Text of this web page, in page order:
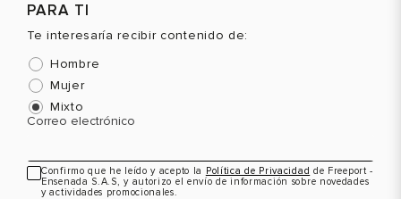
PARA TI
Te interesaría recibir contenido de:
Hombre
Mujer
Mixto
Correo electrónico
Confirmo que he leído y acepto la Política de Privacidad de Freeport -
Ensenada S.A.S, y autorizo el envío de información sobre novedades
y actividades promocionales.